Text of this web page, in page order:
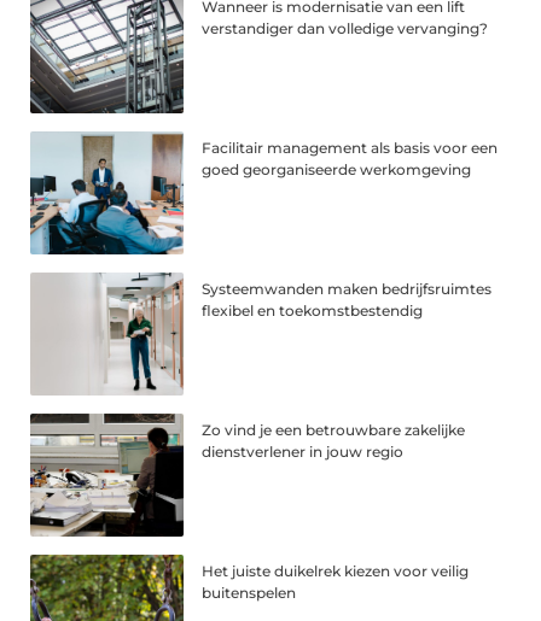
Wanneer is modernisatie van een lift
verstandiger dan volledige vervanging?
Facilitair management als basis voor een
goed georganiseerde werkomgeving
Systeemwanden maken bedrijfsruimtes
flexibel en toekomstbestendig
Zo vind je een betrouwbare zakelijke
dienstverlener in jouw regio
Het juiste duikelrek kiezen voor veilig
buitenspelen